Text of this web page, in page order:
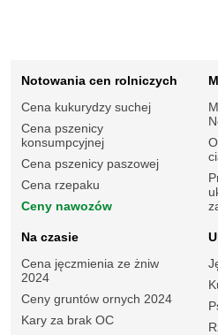
Notowania cen rolniczych
Cena kukurydzy suchej
Cena pszenicy
konsumpcyjnej
Cena pszenicy paszowej
Cena rzepaku
Ceny nawozów
Na czasie
Cena jęczmienia ze żniw
2024
Ceny gruntów ornych 2024
Kary za brak OC